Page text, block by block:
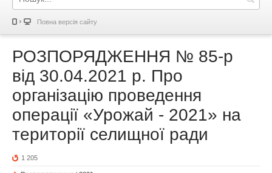
Повна версія сайту
РОЗПОРЯДЖЕННЯ № 85-р
від 30.04.2021 р. Про
організацію проведення
операції «Урожай - 2021» на
території селищної ради
1 205